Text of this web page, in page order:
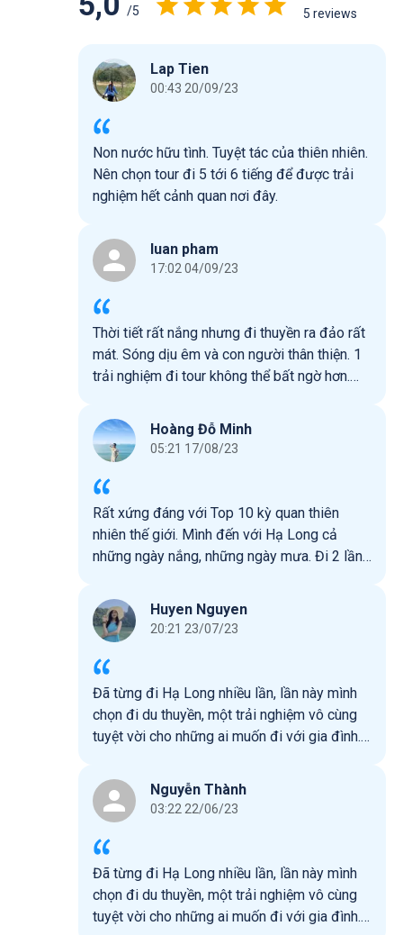
/5 5 reviews
Lap Tien
00:43 20/09/23
Non nước hữu tình. Tuyệt tác của thiên nhiên.
Nên chọn tour đi 5 tới 6 tiếng để được trải
nghiệm hết cảnh quan nơi đây.
luan pham
17:02 04/09/23
Thời tiết rất nắng nhưng đi thuyền ra đảo rất
mát. Sóng dịu êm và con người thân thiện. 1
trải nghiệm đi tour không thể bất ngờ hơn.
điểm nắng nhất ngày. 1 bữa ăn trên đi thuyền
cũng đầy đủ món nhưng giá cả có vẻ không
tương xứng cho lắm. Nói chung 1 chuyến đi
đầy nắng, đầy gió và đầy niềm vui❤️
Hoàng Đỗ Minh
05:21 17/08/23
Rất xứng đáng với Top 10 kỳ quan thiên
nhiên thế giới. Mình đến với Hạ Long cả
những ngày nắng, những ngày mưa. Đi 2 lần
phá tiếp! Rất hy vọng Hạ Long sẽ phát triển
nhiều hơn nữa trong tương lai!
Huyen Nguyen
20:21 23/07/23
Đã từng đi Hạ Long nhiều lần, lần này mình
chọn đi du thuyền, một trải nghiệm vô cùng
tuyệt vời cho những ai muốn đi với gia đình.
em, có nhiều hoạt động an toàn và vui chơi
cho cả gia đình, nhân viên thân thiện, đồ ăn
đa dạng phòng phú, đặc biệt là phong cảnh
thì vô cùng tuyệt vời
Nguyễn Thành
03:22 22/06/23
Đã từng đi Hạ Long nhiều lần, lần này mình
chọn đi du thuyền, một trải nghiệm vô cùng
tuyệt vời cho những ai muốn đi với gia đình.